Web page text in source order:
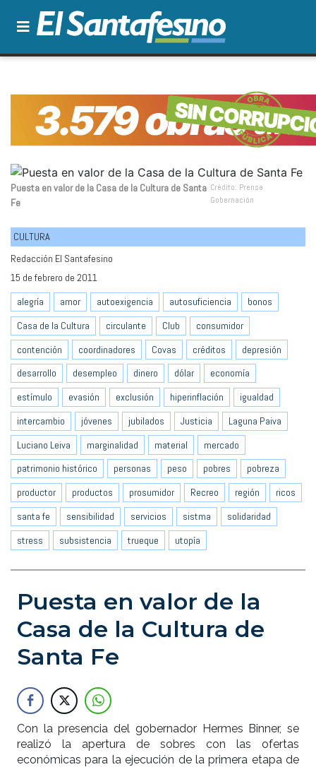
Puesta en valor de la Casa de la Cultura de Santa
Fe
Crédito: Prensa
Gobernación
CULTURA
Redacción El Santafesino
15 de febrero de 2011
alegría
amor autoexigencia autosuficiencia
bonos
Casa de la Cultura
circulante Club
consumidor
contención
coordinadores Covas créditos
depresión
desarrollo
desempleo dinero dólar
economía
estímulo
evasión exclusión hiperinflación
igualdad
intercambio
jóvenes jubilados Justicia
Laguna Paiva
Luciano Leiva
marginalidad material
mercado
patrimonio histórico
personas peso pobres
pobreza
productor
productos prosumidor Recreo región
ricos
santa fe
sensibilidad servicios sistma
solidaridad
stress
subsistencia trueque utopía
Puesta en valor de la
Casa de la Cultura de
Santa Fe
Con la presencia del gobernador Hermes Binner, se
realizó la apertura de sobres con las ofertas
económicas para la ejecución de la primera etapa de